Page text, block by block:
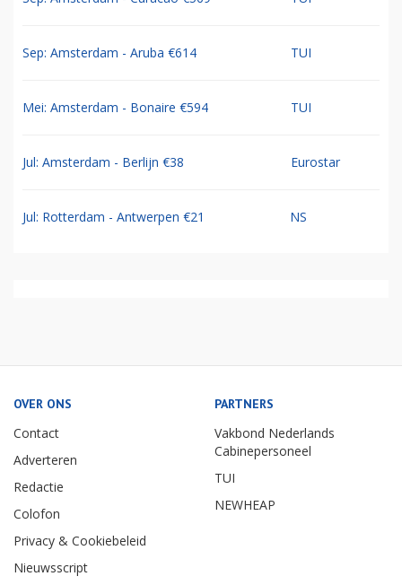
Sep: Amsterdam - Aruba €614 TUI
Mei: Amsterdam - Bonaire €594 TUI
Jul: Amsterdam - Berlijn €38 Eurostar
Jul: Rotterdam - Antwerpen €21 NS
OVER ONS
Contact
Adverteren
Redactie
Colofon
Privacy & Cookiebeleid
Nieuwsscript
PARTNERS
Vakbond Nederlands
Cabinepersoneel
TUI
NEWHEAP